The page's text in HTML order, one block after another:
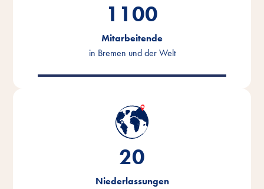
1100
Mitarbeitende
in Bremen und der Welt
20
Niederlassungen